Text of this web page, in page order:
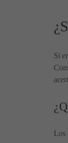
Si
Los